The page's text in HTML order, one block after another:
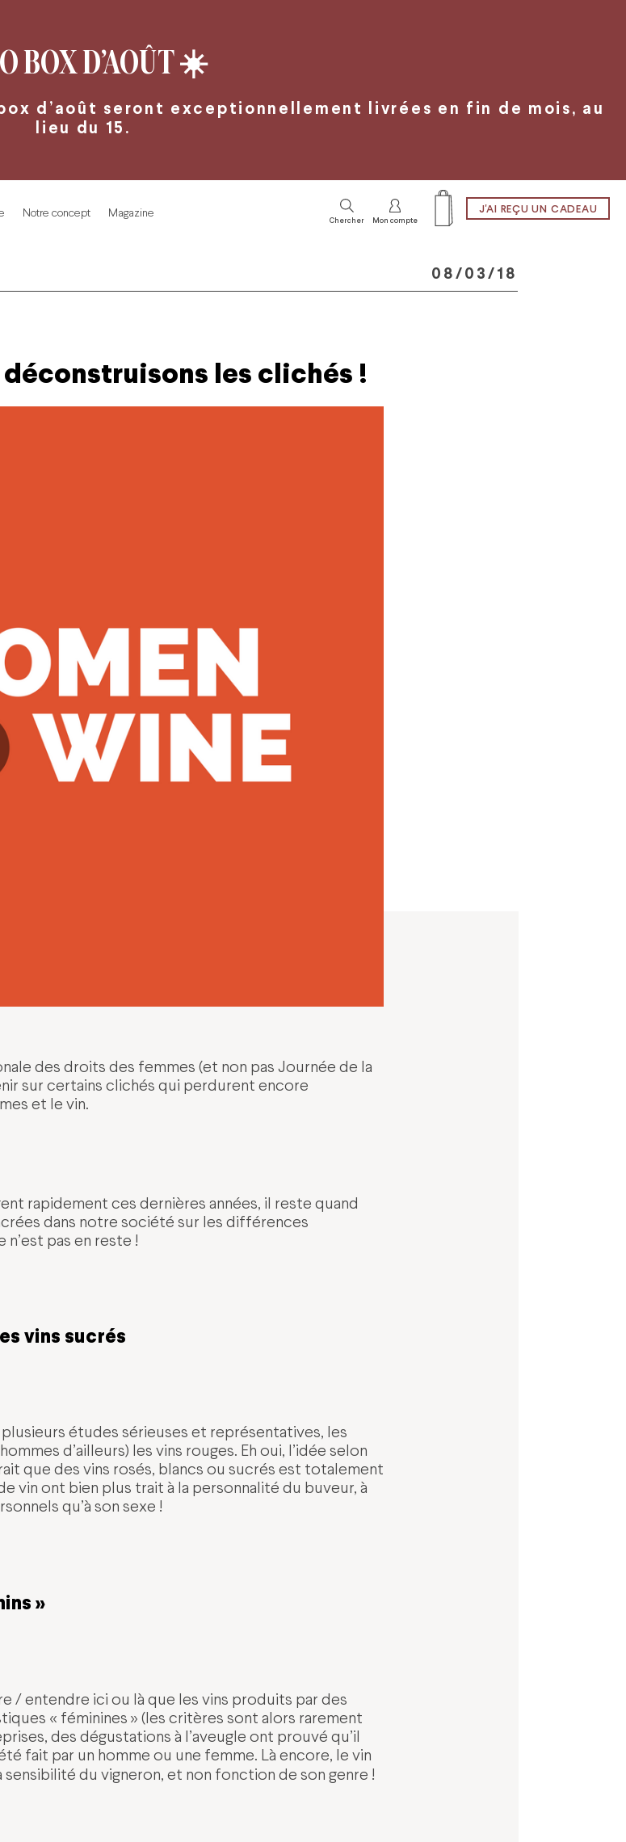
BOX D’AOÛT☀️
d’août seront exceptionnellement livrées en fin de mois, au
lieu du 15.
Notre concept Magazine J'AI REÇU UN CADEAU
Chercher Mon compte
08/03/18
déconstruisons les clichés !
des droits des femmes (et non pas Journée de la
sur certains clichés qui perdurent encore
et le vin.
rapidement ces dernières années, il reste quand
dans notre société sur les différences
pas en reste !
vins sucrés
études sérieuses et représentatives, les
d’ailleurs) les vins rouges. Eh oui, l’idée selon
que des vins rosés, blancs ou sucrés est totalement
vin ont bien plus trait à la personnalité du buveur, à
qu’à son sexe !
»
/ entendre ici ou là que les vins produits par des
« féminines » (les critères sont alors rarement
des dégustations à l’aveugle ont prouvé qu’il
fait par un homme ou une femme. Là encore, le vin
du vigneron, et non fonction de son genre !